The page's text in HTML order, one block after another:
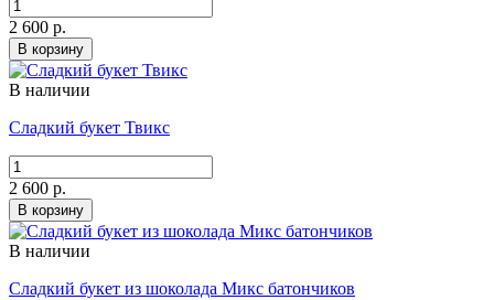
2 600 р.
В корзину
В наличии
Сладкий букет Твикс
2 600 р.
В корзину
В наличии
Сладкий букет из шоколада Микс батончиков